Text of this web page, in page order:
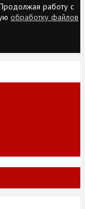
работу с
обработку файлов